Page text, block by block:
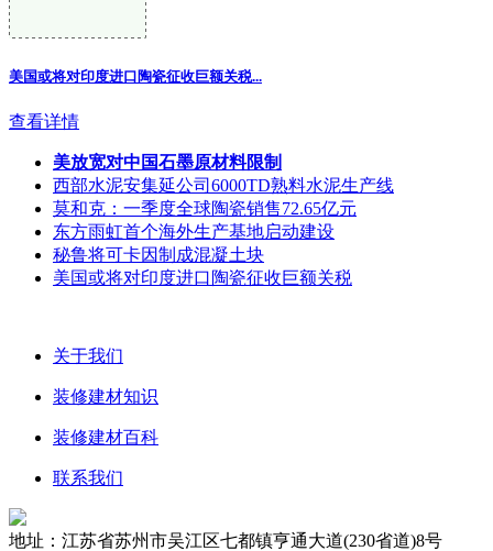
美国或将对印度进口陶瓷征收巨额关税...
查看详情
美放宽对中国石墨原材料限制
西部水泥安集延公司6000TD熟料水泥生产线
莫和克：一季度全球陶瓷销售72.65亿元
东方雨虹首个海外生产基地启动建设
秘鲁将可卡因制成混凝土块
美国或将对印度进口陶瓷征收巨额关税
关于我们
装修建材知识
装修建材百科
联系我们
地址：江苏省苏州市吴江区七都镇亨通大道(230省道)8号